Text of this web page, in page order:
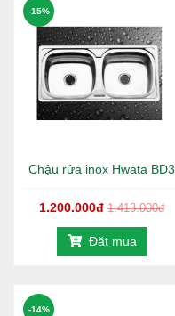
Chậu rửa inox Hwata BD3
1.200.000đ 1.413.000đ
-15%
Đặt mua
-14%